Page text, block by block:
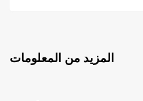
المزيد من المعلومات